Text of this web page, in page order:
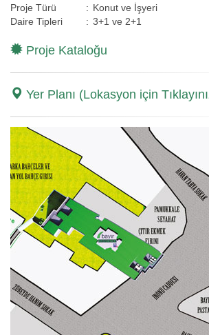
Proje Türü
: Konut ve İşyeri
Daire Tipleri
: 3+1 ve 2+1
Proje Kataloğu
Yer Planı (Lokasyon için